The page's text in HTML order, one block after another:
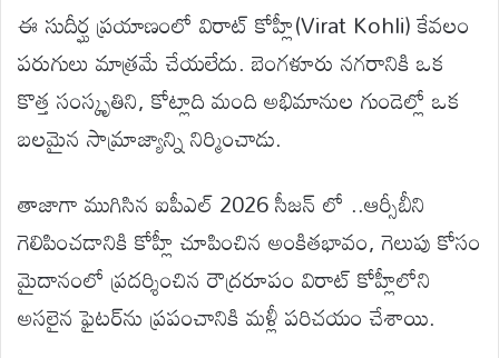
ఈ సుదీర్ఘ ప్రయాణంలో విరాట్ కోహ్లీ(Virat Kohli) కేవలం
పరుగులు మాత్రమే చేయలేదు. బెంగళూరు నగరానికి ఒక
కొత్త సంస్కృతిని, కోట్లాది మంది అభిమానుల గుండెల్లో ఒక
బలమైన సామ్రాజ్యాన్ని నిర్మించాడు.
తాజాగా ముగిసిన ఐపీఎల్ 2026 సీజన్ లో ..ఆర్సీబీని
గెలిపించడానికి కోహ్లీ చూపించిన అంకితభావం, గెలుపు కోసం
మైదానంలో ప్రదర్శించిన రౌద్రరూపం విరాట్ కోహ్లీలోని
అసలైన ఫైటర్‌ను ప్రపంచానికి మళ్లీ పరిచయం చేశాయి.